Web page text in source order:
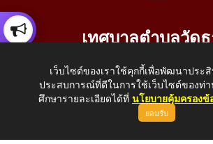
เทศบาลตำบลวัด
อ.เมือง จ.หนองคาย
โทรศัพท์: 042-414758 โทรสาร:
E-Mail:
เว็บไซต์ของเราใช้คุกกี้เพื่อพัฒนาประ
ประสบการณ์ที่ดีในการใช้เว็บไซต์ของท่
ศึกษารายละเอียดได้ที่ นโยบายคุ้มครอง
ยอมรับ